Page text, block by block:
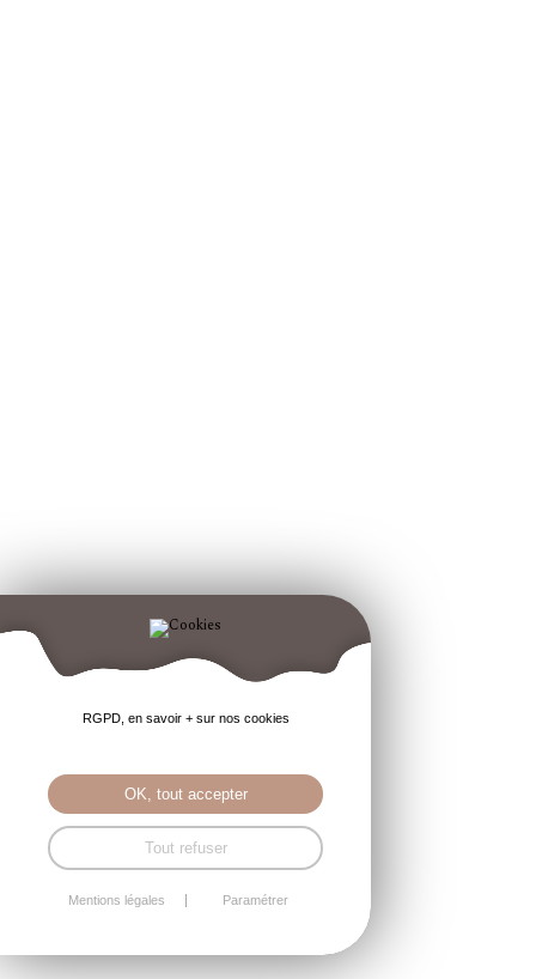
RGPD, en savoir + sur nos cookies
OK, tout accepter
Tout refuser
Mentions légales Paramétrer